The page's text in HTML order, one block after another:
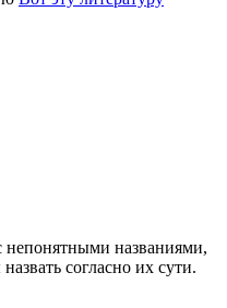
непонятными названиями,
согласно их сути.